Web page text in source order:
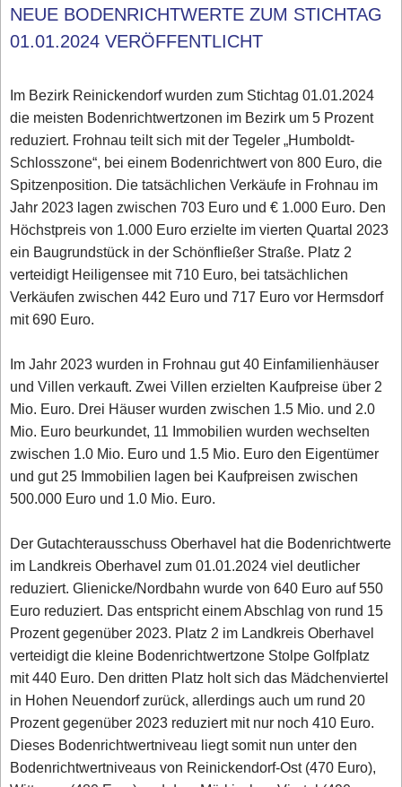
NEUE BODENRICHTWERTE ZUM STICHTAG
01.01.2024 VERÖFFENTLICHT
Im Bezirk Reinickendorf wurden zum Stichtag 01.01.2024
die meisten Bodenrichtwertzonen im Bezirk um 5 Prozent
reduziert. Frohnau teilt sich mit der Tegeler „Humboldt-
Schlosszone“, bei einem Bodenrichtwert von 800 Euro, die
Spitzenposition. Die tatsächlichen Verkäufe in Frohnau im
Jahr 2023 lagen zwischen 703 Euro und € 1.000 Euro. Den
Höchstpreis von 1.000 Euro erzielte im vierten Quartal 2023
ein Baugrundstück in der Schönfließer Straße. Platz 2
verteidigt Heiligensee mit 710 Euro, bei tatsächlichen
Verkäufen zwischen 442 Euro und 717 Euro vor Hermsdorf
mit 690 Euro.
Im Jahr 2023 wurden in Frohnau gut 40 Einfamilienhäuser
und Villen verkauft. Zwei Villen erzielten Kaufpreise über 2
Mio. Euro. Drei Häuser wurden zwischen 1.5 Mio. und 2.0
Mio. Euro beurkundet, 11 Immobilien wurden wechselten
zwischen 1.0 Mio. Euro und 1.5 Mio. Euro den Eigentümer
und gut 25 Immobilien lagen bei Kaufpreisen zwischen
500.000 Euro und 1.0 Mio. Euro.
Der Gutachterausschuss Oberhavel hat die Bodenrichtwerte
im Landkreis Oberhavel zum 01.01.2024 viel deutlicher
reduziert. Glienicke/Nordbahn wurde von 640 Euro auf 550
Euro reduziert. Das entspricht einem Abschlag von rund 15
Prozent gegenüber 2023. Platz 2 im Landkreis Oberhavel
verteidigt die kleine Bodenrichtwertzone Stolpe Golfplatz
mit 440 Euro. Den dritten Platz holt sich das Mädchenviertel
in Hohen Neuendorf zurück, allerdings auch um rund 20
Prozent gegenüber 2023 reduziert mit nur noch 410 Euro.
Dieses Bodenrichtwertniveau liegt somit nun unter den
Bodenrichtwertniveaus von Reinickendorf-Ost (470 Euro),